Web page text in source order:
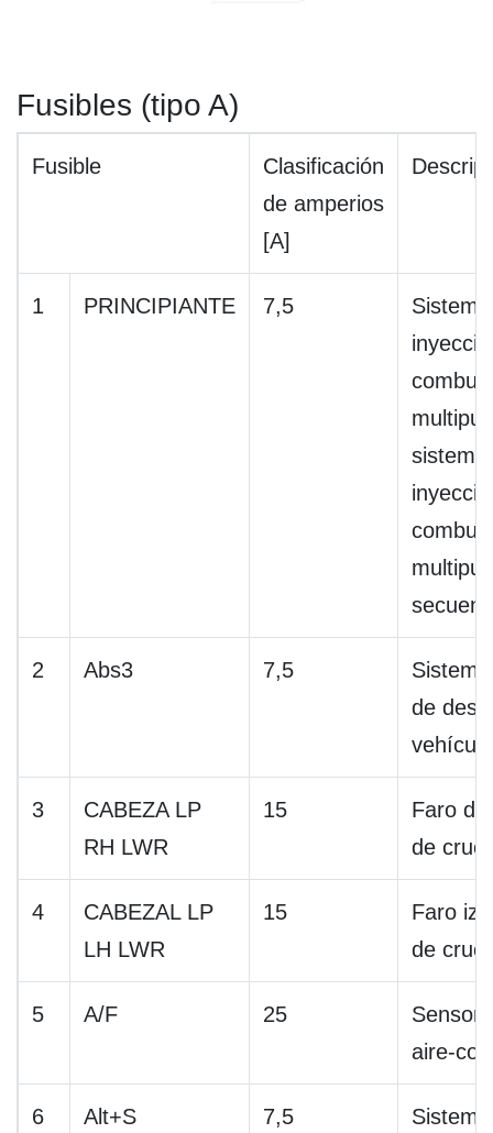
Fusibles (tipo A)
Fusible
Clasificación
de amperios
[A]
1 PRINCIPIANTE 7,5
sistema
2 Abs3 7,5
de
vehículo
3
CABEZA LP
RH LWR
15
Faro
de
4
CABEZAL LP
LH LWR
15
Faro
de
5 A/F 25
Sensor
aire-
6 Alt+S 7,5